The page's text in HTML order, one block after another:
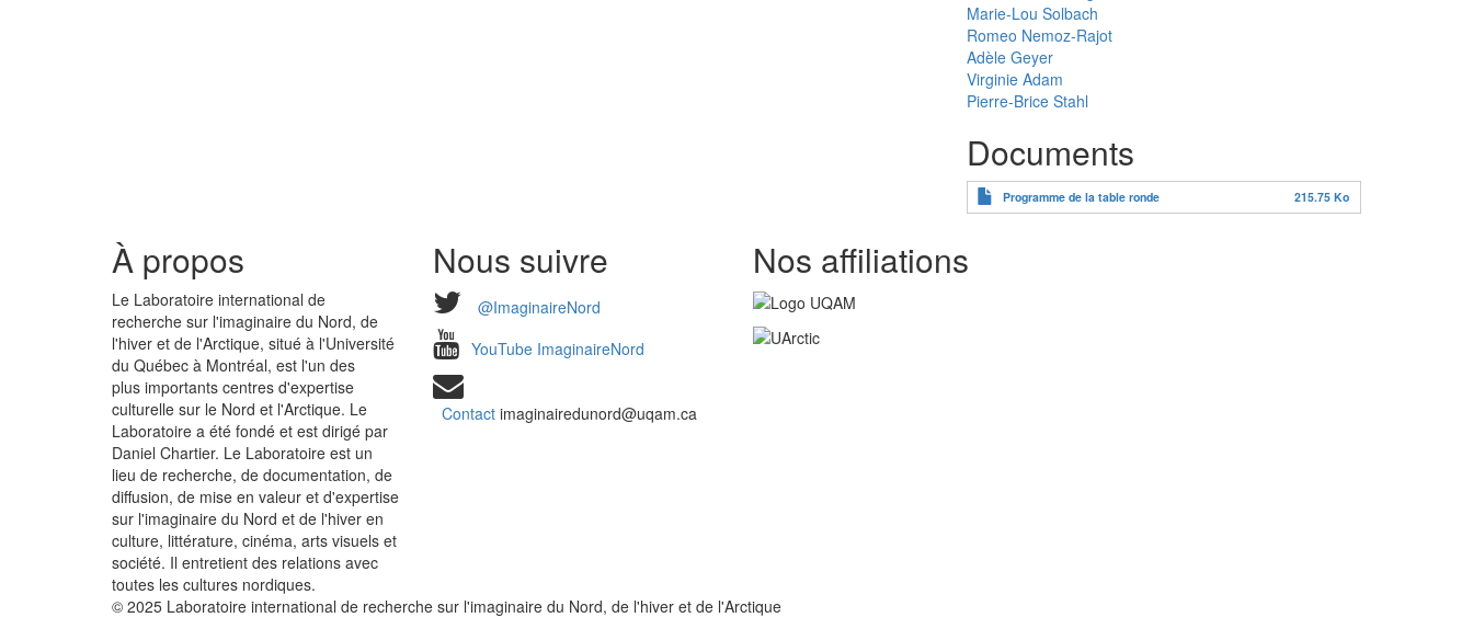
Marie-Lou Solbach
Romeo Nemoz-Rajot
Adèle Geyer
Virginie Adam
Pierre-Brice Stahl
Documents
Programme de la table ronde 215.75 Ko
À propos
Le Laboratoire international de
recherche sur l'imaginaire du Nord, de
l'hiver et de l'Arctique, situé à l'Université
du Québec à Montréal, est l'un des
plus importants centres d'expertise
culturelle sur le Nord et l'Arctique. Le
Laboratoire a été fondé et est dirigé par
Daniel Chartier. Le Laboratoire est un
lieu de recherche, de documentation, de
diffusion, de mise en valeur et d'expertise
sur l'imaginaire du Nord et de l'hiver en
culture, littérature, cinéma, arts visuels et
société. Il entretient des relations avec
toutes les cultures nordiques.
Nous suivre
@ImaginaireNord
YouTube ImaginaireNord
Contactimaginairedunord@uqam.ca
Nos affiliations
© 2025 Laboratoire international de recherche sur l'imaginaire du Nord, de l'hiver et de l'Arctique